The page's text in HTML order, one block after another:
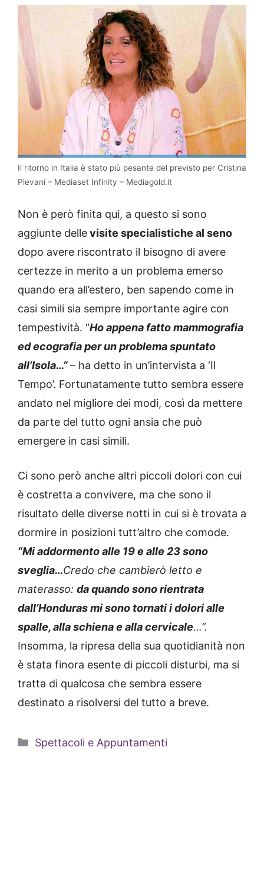
Il ritorno in Italia è stato più pesante del previsto per Cristina
Plevani – Mediaset Infinity – Mediagold.it
Non è però finita qui, a questo si sono
aggiunte dellevisite specialistiche al seno
dopo avere riscontrato il bisogno di avere
certezze in merito a un problema emerso
quando era all’estero, ben sapendo come in
casi simili sia sempre importante agire con
tempestività. “Ho appena fatto mammografia
ed ecografia per un problema spuntato
all’Isola…”– ha detto in un’intervista a ‘Il
Tempo’. Fortunatamente tutto sembra essere
andato nel migliore dei modi, così da mettere
da parte del tutto ogni ansia che può
emergere in casi simili.
Ci sono però anche altri piccoli dolori con cui
è costretta a convivere, ma che sono il
risultato delle diverse notti in cui si è trovata a
dormire in posizioni tutt’altro che comode.
“Mi addormento alle 19 e alle 23 sono
sveglia…Credo che cambierò letto e
materasso: da quando sono rientrata
dall’Honduras mi sono tornati i dolori alle
spalle, alla schiena e alla cervicale…”.
Insomma, la ripresa della sua quotidianità non
è stata finora esente di piccoli disturbi, ma si
tratta di qualcosa che sembra essere
destinato a risolversi del tutto a breve.
Categorie
Spettacoli e Appuntamenti